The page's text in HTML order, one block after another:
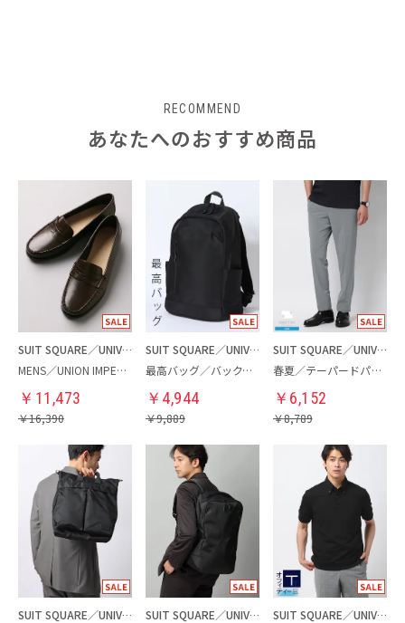
RECOMMEND
あなたへのおすすめ商品
SUIT SQUARE／UNIVERSAL LANGUAGE
MENS／UNION IMPERIAL監修／コインローファー
￥ 11,473
￥16,390
SUIT SQUARE／UNIVERSAL LANGUAGE
最高バッグ／バックパック
￥ 4,944
￥9,889
SUIT SQUARE／UNIVERSAL LANGUAGE
春夏／テーパードパンツ
￥ 6,152
￥8,789
SUIT SQUARE／UNIVERSAL LANGUAGE
SUIT SQUARE／UNIVERSAL LANGUAGE
SUIT SQUARE／UNIVERSAL LANGUAGE